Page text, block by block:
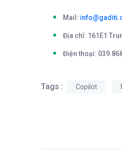
Mail:
Địa chỉ: 161E1
Điện thoại:
Tags : Copilot